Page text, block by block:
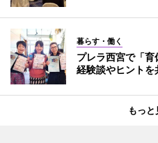
暮らす・働く
プレラ西宮で「
経験談やヒントを
もっと